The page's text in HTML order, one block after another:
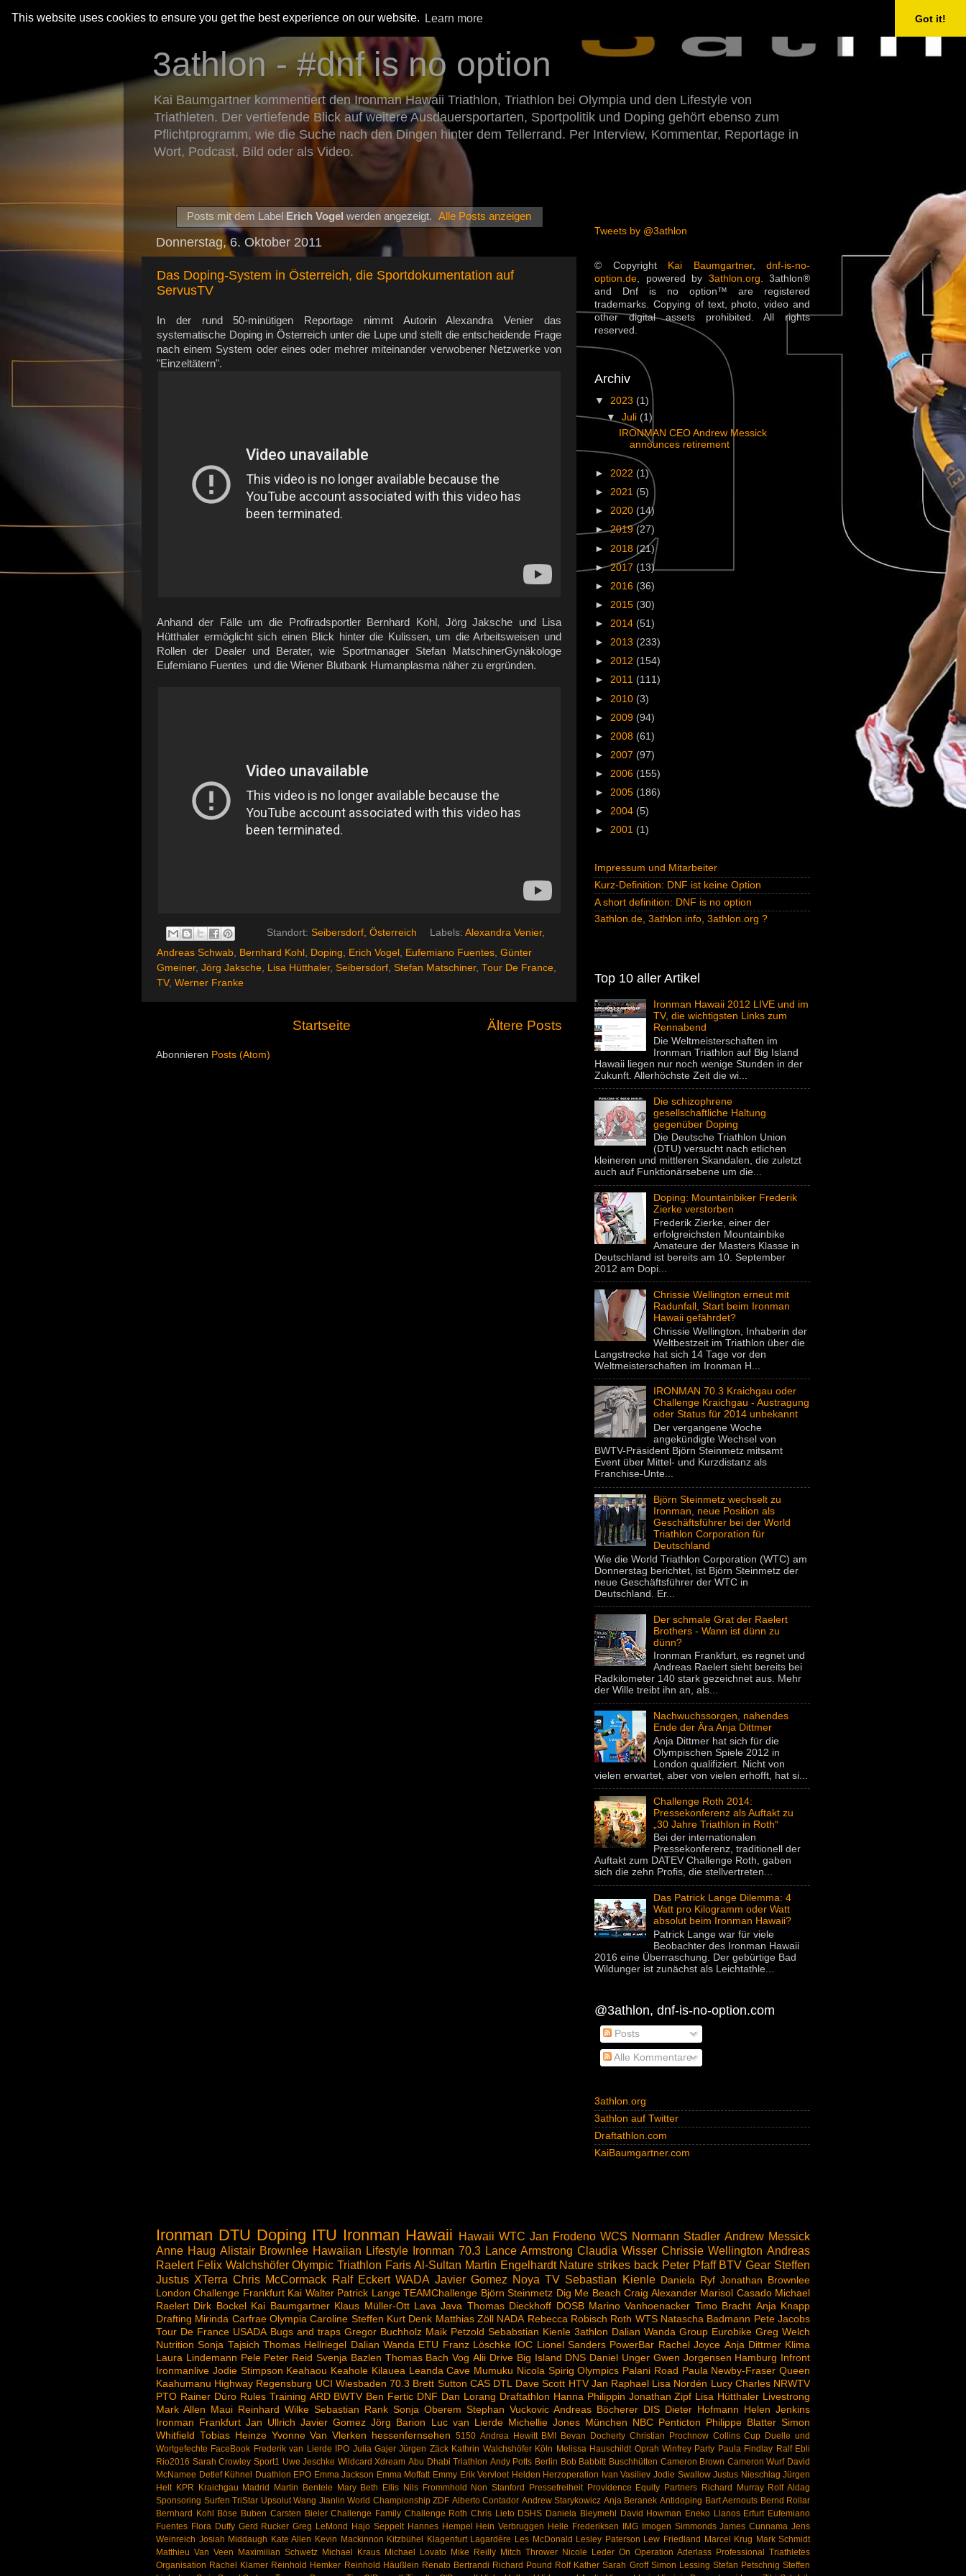
This website uses cookies to ensure you get the best experience on our website. Learn more Got it!
3athlon - #dnf is no option
Kai Baumgartner kommentiert den Ironman Hawaii Triathlon, Triathlon bei Olympia und den Lifestyle von
Triathleten. Der vertiefende Blick auf weitere Ausdauersportarten, Sportpolitik und Doping gehört ebenso zum
Pflichtprogramm, wie die Suche nach den Dingen hinter dem Tellerrand. Per Interview, Kommentar, Reportage in
Wort, Podcast, Bild oder als Video.
Posts mit dem Label Erich Vogel werden angezeigt. Alle Posts anzeigen
Donnerstag, 6. Oktober 2011
Das Doping-System in Österreich, die Sportdokumentation auf
ServusTV
In der rund 50-minütigen Reportage nimmt Autorin Alexandra Venier das
systematische Doping in Österreich unter die Lupe und stellt die entscheidende Frage
nach einem System oder eines oder mehrer miteinander verwobener Netzwerke von
"Einzeltätern".
Anhand der Fälle um die Profiradsportler Bernhard Kohl, Jörg Jaksche und Lisa
Hütthaler ermöglicht sich einen Blick hinter die Kulissen, um die Arbeitsweisen und
Rollen der Dealer und Berater, wie Sportmanager Stefan MatschinerGynäkologe
Eufemiano Fuentes und die Wiener Blutbank Humanplasma näher zu ergründen.
Standort: Seibersdorf, Österreich Labels: Alexandra Venier,
Andreas Schwab, Bernhard Kohl , Doping, Erich Vogel , Eufemiano Fuentes, Günter
Gmeiner, Jörg Jaksche, Lisa Hütthaler, Seibersdorf, Stefan Matschiner, Tour De France,
TV, Werner Franke
Ältere Posts
Startseite
Abonnieren Posts (Atom)
Tweets by @3athlon
© Copyright Kai Baumgartner, dnf-is-no-
option.de , powered by 3athlon.org . 3athlon®
and Dnf is no option™ are registered
trademarks. Copying of text, photo, video and
other digital assets prohibited. All rights
reserved.
Archiv
▼ 2023 (1)
▼Juli (1)
IRONMAN CEO Andrew Messick
announces retirement
► 2022 (1)
► 2021 (5)
► 2020 (14)
►2019 (27)
► 2018 (21)
►2017 (13)
► 2016 (36)
► 2015 (30)
► 2014 (51)
► 2013 (233)
► 2012 (154)
► 2011 (111)
► 2010 (3)
► 2009 (94)
► 2008 (61)
► 2007 (97)
► 2006 (155)
► 2005 (186)
► 2004 (5)
► 2001 (1)
Impressum und Mitarbeiter
Kurz-Definition: DNF ist keine Option
A short definition: DNF is no option
3athlon.de, 3athlon.info, 3athlon.org ?
Top 10 aller Artikel
Ironman Hawaii 2012 LIVE und im
TV, die wichtigsten Links zum
Rennabend
Die Weltmeisterschaften im
Ironman Triathlon auf Big Island
Hawaii liegen nur noch wenige Stunden in der
Zukunft. Allerhöchste Zeit die wi...
Die schizophrene
gesellschaftliche Haltung
gegenüber Doping
Die Deutsche Triathlon Union
(DTU) versucht nach etlichen
kleineren und mittleren Skandalen, die zuletzt
auch auf Funktionärsebene um die...
Doping: Mountainbiker Frederik
Zierke verstorben
Frederik Zierke, einer der
erfolgreichsten Mountainbike
Amateure der Masters Klasse in
Deutschland ist bereits am 10. September
2012 am Dopi...
Chrissie Wellington erneut mit
Radunfall, Start beim Ironman
Hawaii gefährdet?
Chrissie Wellington, Inhaberin der
Weltbestzeit im Triathlon über die
Langstrecke hat sich 14 Tage vor den
Weltmeisterschaften im Ironman H...
IRONMAN 70.3 Kraichgau oder
Challenge Kraichgau - Austragung
oder Status für 2014 unbekannt
Der vergangene Woche
angekündigte Wechsel von
BWTV-Präsident Björn Steinmetz mitsamt
Event über Mittel- und Kurzdistanz als
Franchise-Unte...
Björn Steinmetz wechselt zu
Ironman, neue Position als
Geschäftsführer bei der World
Triathlon Corporation für
Deutschland
Wie die World Triathlon Corporation (WTC) am
Donnerstag berichtet, ist Björn Steinmetz der
neue Geschäftsführer der WTC in
Deutschland. Er...
Der schmale Grat der Raelert
Brothers - Wann ist dünn zu
dünn?
Ironman Frankfurt, es regnet und
Andreas Raelert sieht bereits bei
Radkilometer 140 stark gezeichnet aus. Mehr
der Wille treibt ihn an, als...
Nachwuchssorgen, nahendes
Ende der Ära Anja Dittmer
Anja Dittmer hat sich für die
Olympischen Spiele 2012 in
London qualifiziert. Nicht von
vielen erwartet, aber von vielen erhofft, hat si...
Challenge Roth 2014:
Pressekonferenz als Auftakt zu
„30 Jahre Triathlon in Roth“
Bei der internationalen
Pressekonferenz, traditionell der
Auftakt zum DATEV Challenge Roth, gaben
sich die zehn Profis, die stellvertreten...
Das Patrick Lange Dilemma: 4
Watt pro Kilogramm oder Watt
absolut beim Ironman Hawaii?
Patrick Lange war für viele
Beobachter des Ironman Hawaii
2016 eine Überraschung. Der gebürtige Bad
Wildunger ist zunächst als Leichtathle...
@3athlon, dnf-is-no-option.com
Posts
Alle Kommentare
3athlon.org
3athlon auf Twitter
Draftathlon.com
KaiBaumgartner.com
Ironman DTU Doping ITU Ironman Hawaii Hawaii WTC Jan Frodeno WCS Normann Stadler Andrew Messick
Anne Haug Alistair Brownlee Hawaiian Lifestyle Ironman 70.3 Lance Armstrong Claudia Wisser Chrissie Wellington Andreas
Raelert Felix Walchshöfer Olympic Triathlon Faris Al-Sultan Martin Engelhardt Nature strikes back Peter Pfaff BTV Gear Steffen
Justus XTerra Chris McCormack Ralf Eckert WADA Javier Gomez Noya TV Sebastian Kienle Daniela Ryf Jonathan Brownlee
London Challenge Frankfurt Kai Walter Patrick Lange TEAMChallenge Björn Steinmetz Dig Me Beach Craig Alexander Marisol Casado Michael
Raelert Dirk Bockel Kai Baumgartner Klaus Müller-Ott Lava Java Thomas Dieckhoff DOSB Marino Vanhoenacker Timo Bracht Anja Knapp
Drafting Mirinda Carfrae Olympia Caroline Steffen Kurt Denk Matthias Zöll NADA Rebecca Robisch Roth WTS Natascha Badmann Pete Jacobs
Tour De France USADA Bugs and traps Gregor Buchholz Maik Petzold Sebabstian Kienle 3athlon Dalian Wanda Group Eurobike Greg Welch
Nutrition Sonja Tajsich Thomas Hellriegel Dalian Wanda ETU Franz Löschke IOC Lionel Sanders PowerBar Rachel Joyce Anja Dittmer Klima
Laura Lindemann Pele Peter Reid Svenja Bazlen Thomas Bach Vog Alii Drive Big Island DNS Daniel Unger Gwen Jorgensen Hamburg
Infront
Ironmanlive Jodie Stimpson Keahaou Keahole Kilauea Leanda Cave Mumuku Nicola Spirig Olympics Palani Road Paula Newby-Fraser Queen
Kaahumanu Highway Regensburg UCI Wiesbaden 70.3 Brett Sutton CAS DTL Dave Scott HTV Jan Raphael Lisa Nordén Lucy Charles NRWTV
PTO Rainer Düro Rules Training ARD BWTV Ben Fertic DNF Dan Lorang Draftathlon Hanna Philippin Jonathan Zipf Lisa Hütthaler
Livestrong
Mark Allen
Maui Reinhard Wilke Sebastian Rank Sonja Oberem Stephan Vuckovic Andreas Böcherer DIS Dieter Hofmann
Helen Jenkins
Ironman Frankfurt Jan Ullrich Javier Gomez Jörg Barion Luc van Lierde Michellie Jones München NBC Penticton Philippe Blatter Simon
Whitfield Tobias Heinze Yvonne Van Vlerken hessenfernsehen 5150 Andrea Hewitt BMI Bevan Docherty Christian Prochnow Collins Cup Duelle und
Wortgefechte FaceBook Frederik van Lierde IPO Julia Gajer Jürgen Zäck Kathrin Walchshöfer Köln Melissa Hauschildt Oprah Winfrey Party Paula Findlay Ralf Ebli
Rio2016 Sarah Crowley Sport1 Uwe Jeschke Wildcard Xdream Abu Dhabi Triathlon Andy Potts Berlin Bob Babbitt Buschhütten Cameron Brown Cameron Wurf David
McNamee Detlef Kühnel Duathlon EPO Emma Jackson Emma Moffatt Emmy Erik Vervloet Helden Herzoperation Ivan Vasiliev Jodie Swallow Justus Nieschlag Jürgen
Helt KPR Kraichgau Madrid Martin Bentele Mary Beth Ellis Nils Frommhold Non Stanford Pressefreiheit Providence Equity Partners Richard Murray Rolf Aldag
Sponsoring Surfen TriStar Upsolut Wang Jianlin World Championship ZDF Alberto Contador Andrew Starykowicz Anja Beranek Antidoping Bart Aernouts Bernd Rollar
Bernhard Kohl Böse Buben Carsten Bieler Challenge Family Challenge Roth Chris Lieto DSHS Daniela Bleymehl David Howman Eneko Llanos Erfurt Eufemiano
Fuentes Flora Duffy Gerd Rucker Greg LeMond Hajo Seppelt Hannes Hempel Hein Verbruggen Helle Frederiksen IMG Imogen Simmonds James Cunnama Jens
Weinreich Josiah Middaugh Kate Allen Kevin Mackinnon Kitzbühel Klagenfurt Lagardère Les McDonald Lesley Paterson Lew Friedland Marcel Krug Mark Schmidt
Matthieu Van Veen Maximilian Schwetz Michael Kraus Michael Lovato Mike Reilly Mitch Thrower Nicole Leder On Operation Aderlass Professional Triathletes
Organisation Rachel Klamer Reinhold Hemker Reinhold Häußlein Renato Bertrandi Richard Pound Rolf Kather Sarah Groff Simon Lessing Stefan Petschnig Steffen